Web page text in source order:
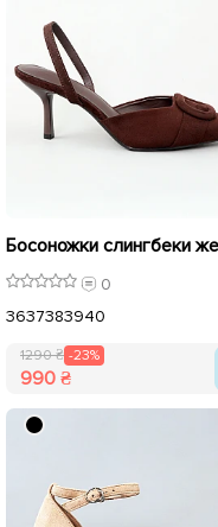
0
3637383940
1290 ₴ -23%
990 ₴